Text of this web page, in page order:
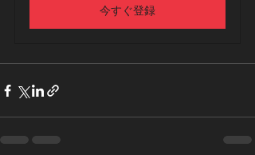
今すぐ登録